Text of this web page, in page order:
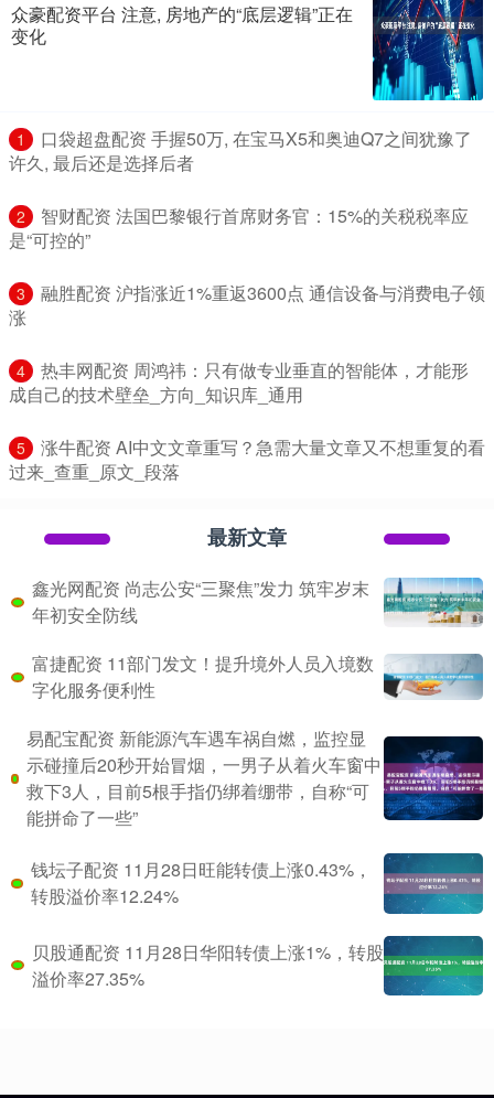
众豪配资平台 注意, 房地产的“底层逻辑”正在
变化
1
​口袋超盘配资 手握50万, 在宝马X5和奥迪Q7之间犹豫了
许久, 最后还是选择后者
2
​智财配资 法国巴黎银行首席财务官：15%的关税税率应
是“可控的”
3
​融胜配资 沪指涨近1%重返3600点 通信设备与消费电子领
涨
4
​热丰网配资 周鸿祎：只有做专业垂直的智能体，才能形
成自己的技术壁垒_方向_知识库_通用
5
​涨牛配资 AI中文文章重写？急需大量文章又不想重复的看
过来_查重_原文_段落
最新文章
鑫光网配资 尚志公安“三聚焦”发力 筑牢岁末
年初安全防线
富捷配资 11部门发文！提升境外人员入境数
字化服务便利性
易配宝配资 新能源汽车遇车祸自燃，监控显
示碰撞后20秒开始冒烟，一男子从着火车窗中
救下3人，目前5根手指仍绑着绷带，自称“可
能拼命了一些”
钱坛子配资 11月28日旺能转债上涨0.43%，
转股溢价率12.24%
贝股通配资 11月28日华阳转债上涨1%，转股
溢价率27.35%